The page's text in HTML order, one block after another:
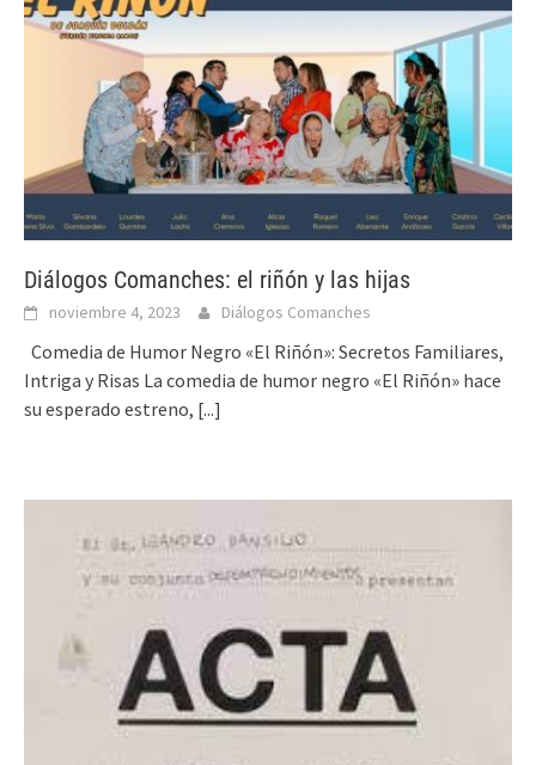
Diálogos Comanches: el riñón y las hijas
noviembre 4, 2023 Diálogos Comanches
Comedia de Humor Negro «El Riñón»: Secretos Familiares,
Intriga y Risas La comedia de humor negro «El Riñón» hace
su esperado estreno, [...]